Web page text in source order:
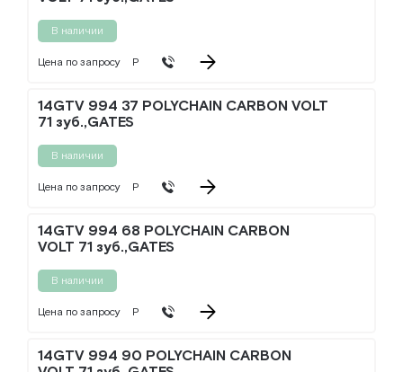
В наличии
Цена по запросу Р
14GTV 994 37 POLYCHAIN CARBON VOLT
71 зуб.,GATES
В наличии
Цена по запросу Р
14GTV 994 68 POLYCHAIN CARBON
VOLT 71 зуб.,GATES
В наличии
Цена по запросу Р
14GTV 994 90 POLYCHAIN CARBON